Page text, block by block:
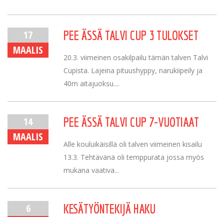
17
MAALIS
PEE ÄSSÄ TALVI CUP 3 TULOKSET
20.3. viimeinen osakilpailu tämän talven Talvi
Cupista. Lajeina pituushyppy, narukiipeily ja
40m aitajuoksu....
14
MAALIS
PEE ÄSSÄ TALVI CUP 7-VUOTIAAT
Alle kouluikäisillä oli talven viimeinen kisailu
13.3. Tehtävänä oli temppurata jossa myös
mukana vaativa...
6
KESÄTYÖNTEKIJÄ HAKU